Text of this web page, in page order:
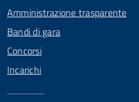
Amministrazione trasparente
Bandi di gara
Concorsi
Incarichi